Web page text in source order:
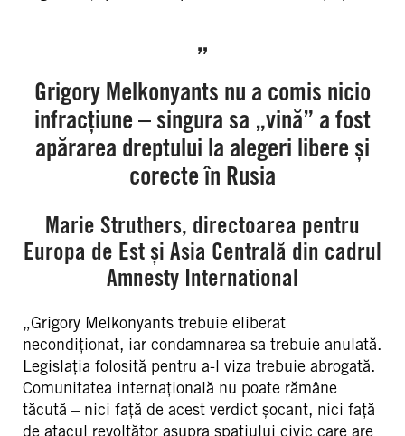
„
Grigory Melkonyants nu a comis nicio
infracțiune – singura sa „vină” a fost
apărarea dreptului la alegeri libere și
corecte în Rusia
Marie Struthers, directoarea pentru
Europa de Est și Asia Centrală din cadrul
Amnesty International
„Grigory Melkonyants trebuie eliberat
necondiționat, iar condamnarea sa trebuie anulată.
Legislația folosită pentru a-l viza trebuie abrogată.
Comunitatea internațională nu poate rămâne
tăcută – nici față de acest verdict șocant, nici față
de atacul revoltător asupra spațiului civic care are